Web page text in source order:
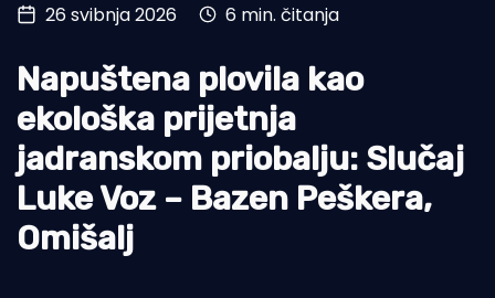
Turizam i nautika
Pomorstvo
Ribolov
Ekologija
Tradicija i kultura
26 svibnja 2026 6 min. čitanja
Napuštena plovila kao
ekološka prijetnja
jadranskom priobalju: Slučaj
Luke Voz – Bazen Peškera,
Omišalj